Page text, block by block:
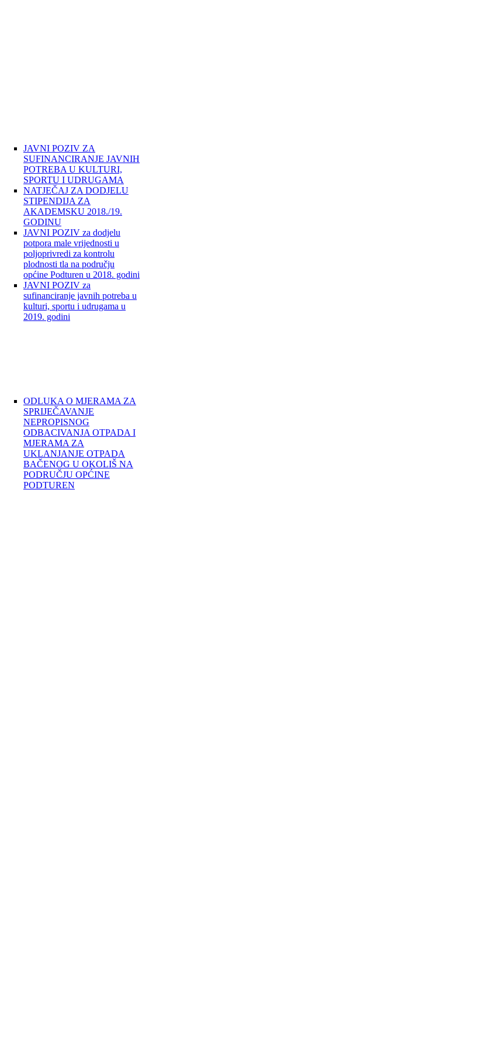
JAVNI POZIV ZA
SUFINANCIRANJE JAVNIH
POTREBA U KULTURI,
SPORTU I UDRUGAMA
NATJEČAJ ZA DODJELU
STIPENDIJA ZA
AKADEMSKU 2018./19.
GODINU
JAVNI POZIV za dodjelu
potpora male vrijednosti u
poljoprivredi za kontrolu
plodnosti tla na području
općine Podturen u 2018. godini
JAVNI POZIV za
sufinanciranje javnih potreba u
kulturi, sportu i udrugama u
2019. godini
ODLUKA O MJERAMA ZA
SPRIJEČAVANJE
NEPROPISNOG
ODBACIVANJA OTPADA I
MJERAMA ZA
UKLANJANJE OTPADA
BAČENOG U OKOLIŠ NA
PODRUČJU OPĆINE
PODTUREN